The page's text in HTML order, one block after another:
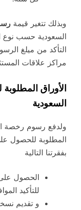
وبذلك تتغير قيمة
السعودية حسب نوع
التأكد من ميلغ
مراكز علاقات
الأوراق
السعودية
ولدفع رسوم رخصة
المطلوبة للحصول
بفقرتنا التالية
الحصول على
للتأكيد
و تقديم